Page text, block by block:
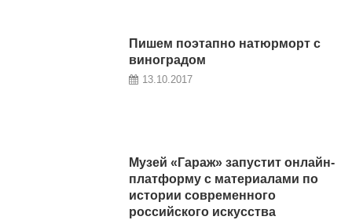
Пишем поэтапно натюрморт с
виноградом
13.10.2017
Музей «Гараж» запустит онлайн-
платформу с материалами по
истории современного
российского искусства